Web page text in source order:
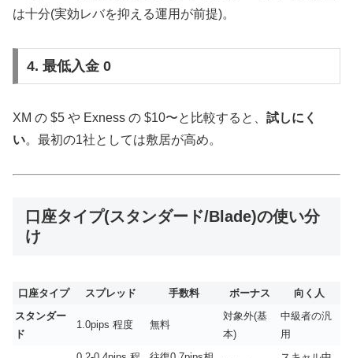
は十分(実効レバを抑える運用が前提)。
4. 最低入金 0
XM の $5 や Exness の $10〜と比較すると、 試しにく
い。最初の1社としては敷居が高め。
口座タイプ(スタンダード/Blade)の使い分
け
口座タイプ スプレッド 手数料 ボーナス
向く人
スタンダー
ド
1.0pips 程度 無料
対象外(基
本)
中級者の汎
用